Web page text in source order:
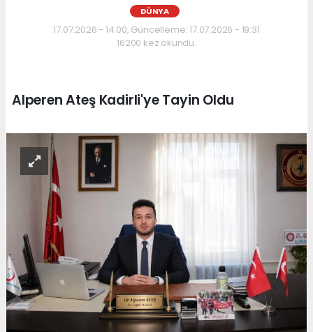
DÜNYA
17.07.2026 - 14:00, Güncelleme: 17.07.2026 - 19:31
16200 kez okundu.
Alperen Ateş Kadirli'ye Tayin Oldu